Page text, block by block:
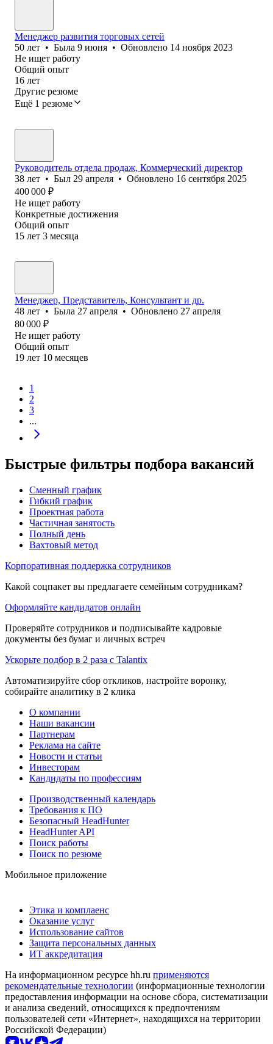
Менеджер развития торговых сетей
50 лет • Была 9 июня • Обновлено 14 ноября 2023
Не ищет работу
Общий опыт
16 лет
Другие резюме
Ещё 1 резюме
Руководитель отдела продаж, Коммерческий директор
38 лет • Был 29 апреля • Обновлено 16 сентября 2025
400 000 ₽
Не ищет работу
Конкретные достижения
Общий опыт
15 лет 3 месяца
Менеджер, Представитель, Консультант и др.
48 лет • Была 27 апреля • Обновлено 27 апреля
80 000 ₽
Не ищет работу
Общий опыт
19 лет 10 месяцев
1
2
3
...
Быстрые фильтры подбора вакансий
Сменный график
Гибкий график
Проектная работа
Частичная занятость
Полный день
Вахтовый метод
Корпоративная поддержка сотрудников
Какой соцпакет вы предлагаете семейным сотрудникам?
Оформляйте кандидатов онлайн
Проверяйте сотрудников и подписывайте кадровые
документы без бумаг и личных встреч
Ускорьте подбор в 2 раза с Talantix
Автоматизируйте сбор откликов, настройте воронку,
собирайте аналитику в 2 клика
О компании
Наши вакансии
Партнерам
Реклама на сайте
Новости и статьи
Инвесторам
Кандидаты по профессиям
Производственный календарь
Требования к ПО
Безопасный HeadHunter
HeadHunter API
Поиск работы
Поиск по резюме
Мобильное приложение
Этика и комплаенс
Оказание услуг
Использование сайтов
Защита персональных данных
ИТ аккредитация
На информационном ресурсе hh.ru применяются
рекомендательные технологии (информационные технологии
предоставления информации на основе сбора, систематизации
и анализа сведений, относящихся к предпочтениям
пользователей сети «Интернет», находящихся на территории
Российской Федерации)